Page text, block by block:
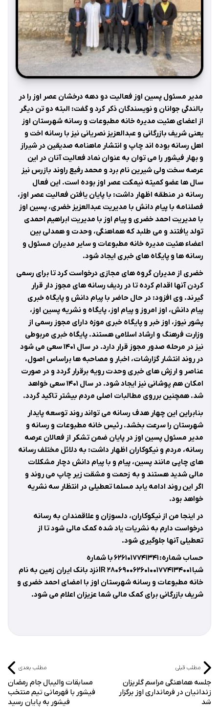
مدیر مسئول پسین اوز فعالیت دو دهه درخشان عصر اوز را در
بالندگی جوانان و نویسندگان ذکر کرد و گفت: البته دو تن دیگر
از اعضای هئیت مدیره خانه مطبوعات و رسانه شهرستان اوز
یعنی شریف بازرگانی و عبدالعزیز نصریانی نیز با رسانه اخت و
اهل رسانه بوده اند چاپ و انتشار ماهنامه صدیقین در شیراز
و بهار فیشور را می توان به عنوان نماد فعالیت آنان در این
عرصه سخت ولی شیرین نام برد و محمد رفیع راوند بازرس نیز
سال ها عضو کمیته نیمکت عصر اوز بوده است. این فعال
رسانه در منطقه اظهار داشت: با پایان یافتن فعالیت عصر اوز،
فصلنامه با پیام دانش با مدیریت عبدالعزیز خضری، پسین اوز
با مدیریت احمد خضری و پیام اوز با مدیریت ابراهیم احمدی
تولد یافتند و می طلبد که هماهنگی، وحدت و همدلی بین
اعضاء هئیت مدیره خانه مطبوعات و سایر مدیران مسئول و
رسانه ها و پایگاه های خبری ایجاد شود.
خضری از مدیران گروه های مجازی درخواست کرد تا برای رسمی
کردن آنها اقدام کرده تا در ردیف رسانه های مجوز دار قرار
گیرند. وی افزود: در حال حاضر با پیام دانش و پایگاه خبری
پیام دانش، اوز امروز و پیام اوز، پایگاه و نشریه پسین اوز،
پشور نیوز، اوز خبر و پایگاه خبری موزه دارای مجوز رسمی از
وزارت فرهنگ و ارشاد اسلامی هستند. پایگاه خبری مربوطی
نیز در مرحله صدور مجوز قرار دارد. در سال ۱۴۰۱سعی می شود
در روند انتشار گزارشات، اخبار و مصاحبه ها براساس اصول،
عناصر و ارزش های خبری وحدت رویه برقرار گردد و در صورت
امکان هم پوشانی نیز ایجاد شود. در سال ۱۴۰۱سعی خواهد
شد. همچنین برروی مطالبات اصلی مردم بیشتر تاکید گردد.
بنابراین این چهار هدف رسانه می تواند روند توسعه پایدار
شهرستان را سرعت بخشد. رئیس خانه مطبوعات و رسانه و
مدیر مسئول پسین اوز در پایان ضمن تشکر از فعالان عرصه
رسانه، مردم و نیکوکاران اظهار داشت: به دلائل مختلف رسانه
های چاپی مانند پسین، پیام و با پیام دانش دچار مشکلات
مالی شدید هستند و به زحمت و مشقت زیر چاپ می روند و
اگر این روند ادامه یابد مسلما تعطیلی در انتظار سه نشریه
خواهد بود.
در اینجا من از نیکوکاران، دلسوزان و علاقمندان به رسانه
درخواست دارم به نشریات یاد شده کمک مالی شود تا از
تعطیلی آنها جلوگیری شود.
حساب شماره:۶۲۶۱۰۱۷۷۴۱۳۴۱با شماره
شبا۲۸۰۶۹۰۰۶۲۶۰۱۰۰۱۷۷۴۱۳۴۰۰۱
نزد بانک ایران زمین به نام
خانه مطبوعات و رسانه شهرستان اوز با امضای احمد خضری و
شریف بازرگانی برای کمک مالی شما عزیزان اعلام می شود.
مطلب قبلی
جلسه هماهنگی مراسم گلریزان
زندانیان در فرمانداری اوز برگزار
شد
مطلب بعدی
مسابقات والیبال جام رمضان
فیشور با قهرمانی تیم منتخب
فیشور به پایان رسید